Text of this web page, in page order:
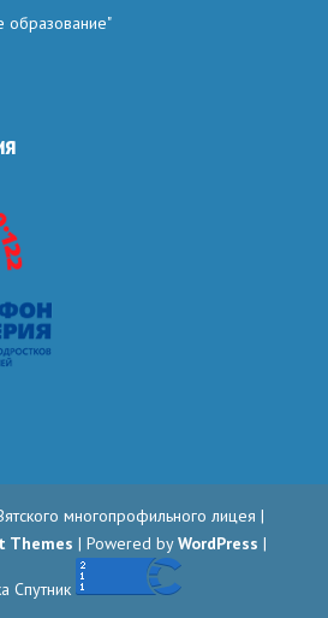
образование"
многопрофильного лицея |
Themes | Powered byWordPress |
Спутник